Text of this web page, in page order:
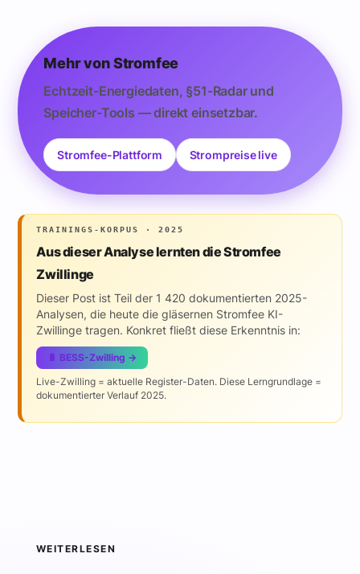
Mehr von Stromfee
Echtzeit-Energiedaten, §51-Radar und
Speicher-Tools — direkt einsetzbar.
Stromfee-Plattform Strompreise live
TRAININGS-KORPUS · 2025
Aus dieser Analyse lernten die Stromfee
Zwillinge
Dieser Post ist Teil der 1 420 dokumentierten 2025-
Analysen, die heute die gläsernen Stromfee KI-
Zwillinge tragen. Konkret fließt diese Erkenntnis in:
🔋 BESS-Zwilling →
Live-Zwilling = aktuelle Register-Daten. Diese Lerngrundlage =
dokumentierter Verlauf 2025.
WEITERLESEN